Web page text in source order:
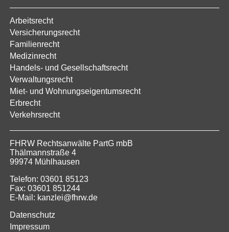
Arbeitsrecht
Versicherungsrecht
Familienrecht
Medizinrecht
Handels- und Gesellschaftsrecht
Verwaltungsrecht
Miet- und Wohnungseigentumsrecht
Erbrecht
Verkehrsrecht
FHRW Rechtsanwälte PartG mbB
Thälmannstraße 4
99974 Mühlhausen
Telefon: 03601 85123
Fax: 03601 851244
E-Mail: kanzlei@fhrw.de
Datenschutz
Impressum